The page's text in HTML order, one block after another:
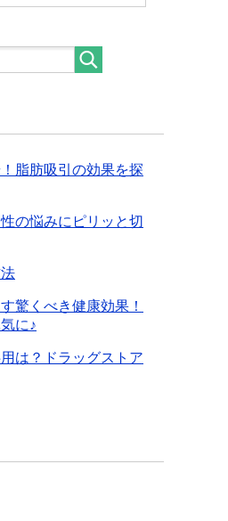
脂肪吸引の効果を探
の悩みにピリッと切
驚くべき健康効果！
に♪
は？ドラッグストア